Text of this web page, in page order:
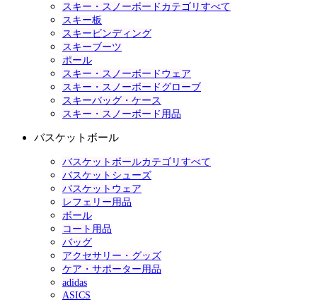
スキー・スノーボードカテゴリすべて
スキー板
スキービンディング
スキーブーツ
ポール
スキー・スノーボードウェア
スキー・スノーボードグローブ
スキーバッグ・ケース
スキー・スノーボード用品
バスケットボール
バスケットボールカテゴリすべて
バスケットシューズ
バスケットウェア
レフェリー用品
ボール
コート用品
バッグ
アクセサリー・グッズ
ケア・サポーター用品
adidas
ASICS